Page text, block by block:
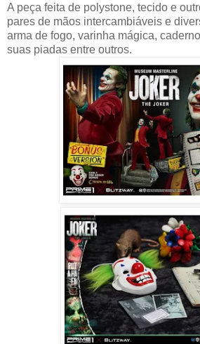
A peça feita de polystone, tecido e
pares de mãos intercambiáveis e
arma de fogo, varinha mágica,
suas piadas entre outros.